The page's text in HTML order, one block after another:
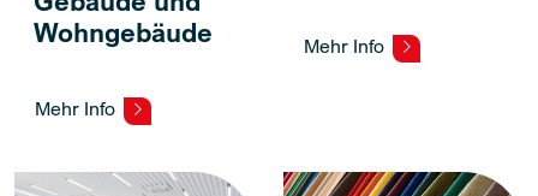
Wohngebäude
Mehr Info
Mehr Info